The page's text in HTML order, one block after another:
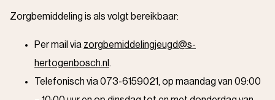
Zorgbemiddeling is als volgt bereikbaar:
Per mail via zorgbemiddelingjeugd@s-
hertogenbosch.nl .
Telefonisch via 073-6159021, op maandag van 09:00